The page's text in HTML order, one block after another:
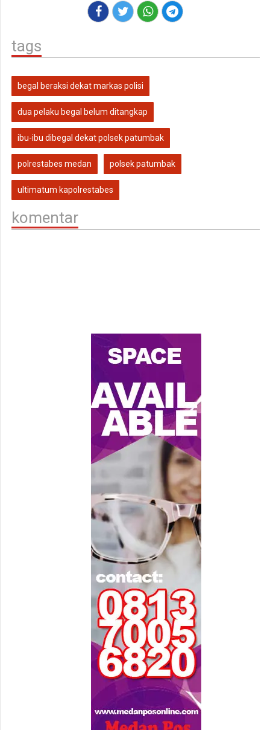
tags
begal beraksi dekat markas polisi
dua pelaku begal belum ditangkap
ibu-ibu dibegal dekat polsek patumbak
polrestabes medan polsek patumbak
ultimatum kapolrestabes
komentar